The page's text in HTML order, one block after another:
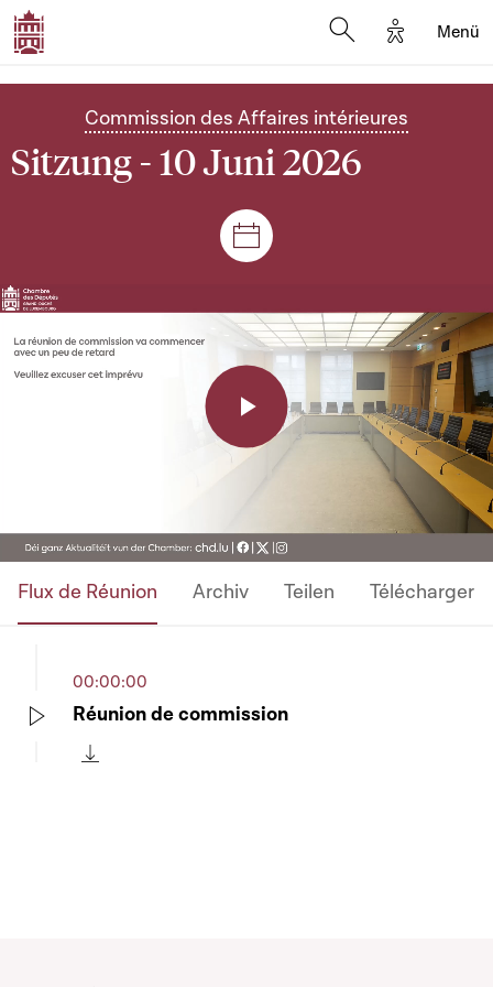
Options
Menü
Commission des Affaires intérieures
Sitzung - 10 Juni 2026
Plenar- und
Play
Flux de Réunion Archiv Teilen Télécharger
00:00:00
Réunion de commission